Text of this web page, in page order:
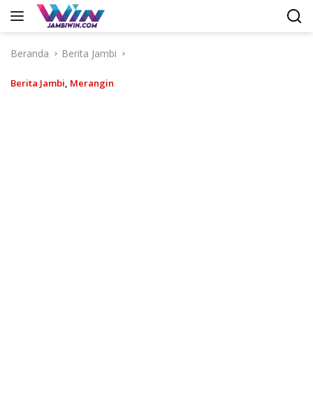
Langsung
Beranda
Berita Jambi
Berita Jambi, Merangin